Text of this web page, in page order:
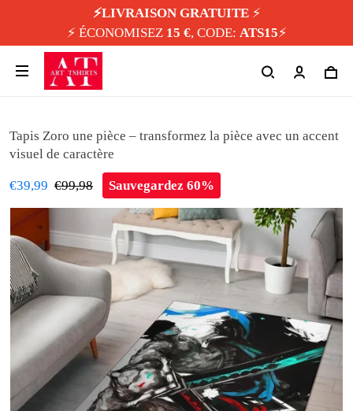
⚡️LIVRAISON GRATUITE⚡️
⚡️ ÉCONOMISEZ 15 €, CODE: ATS15⚡️
Tapis Zoro une pièce – transformez la pièce avec un accent
visuel de caractère
€39,99 €99,98 Sauvegardez 60%